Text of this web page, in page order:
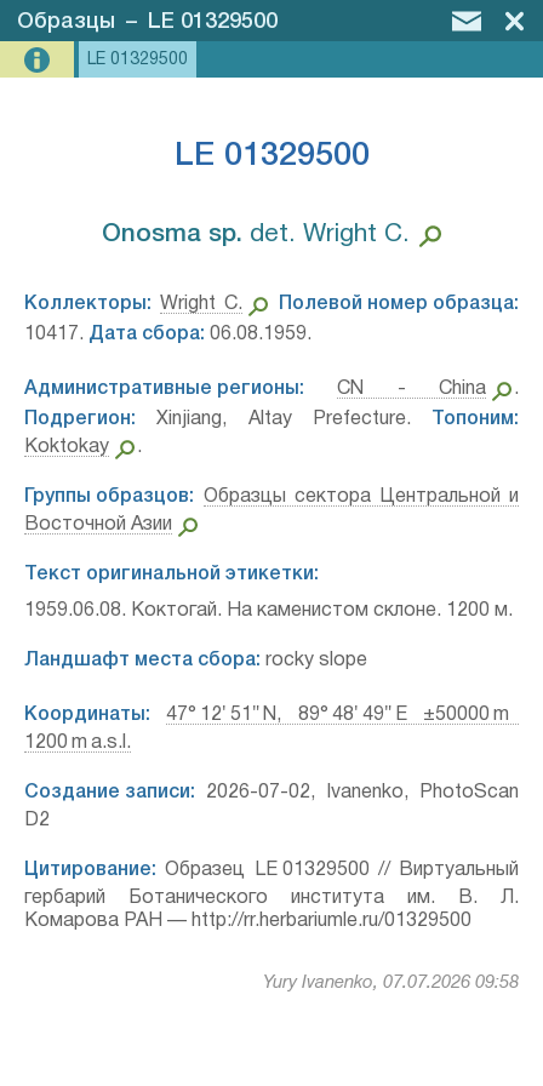
Образцы – LE 01329500
LE 01329500
LE 01329500
Onosma sp.⁣ det. Wright C.
Коллекторы: Wright C.
Полевой номер образца:
10417. Дата сбора: 06.08.1959.
Административные регионы: CN - China
.
Подрегион: Xinjiang, Altay Prefecture.
Топоним:
Koktokay
.
Группы образцов:
Образцы сектора Центральной и
Восточной Азии
Текст оригинальной этикетки:
1959.06.08. Коктогай. На каменистом склоне. 1200 м.
Ландшафт места сбора: rocky slope
Координаты:
47° 12′ 51″ N, 89° 48′ 49″ E ±50000 m
1200 m a.s.l.
Создание записи: 2026-07-02, Ivanenko, PhotoScan
D2
Цитирование: Образец LE 01329500 // Виртуальный
гербарий Ботанического института им. В. Л.
Комарова РАН — http://rr.herbariumle.ru/01329500
Yury Ivanenko, 07.07.2026 09:58